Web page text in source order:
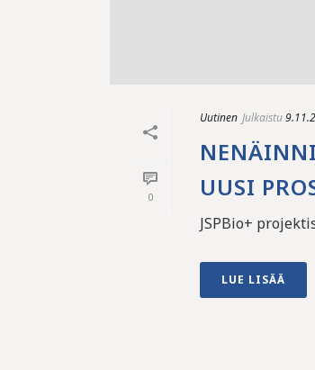
0
Uutinen Julkaistu
UUSI
JSPBio+
LUE LISÄÄ